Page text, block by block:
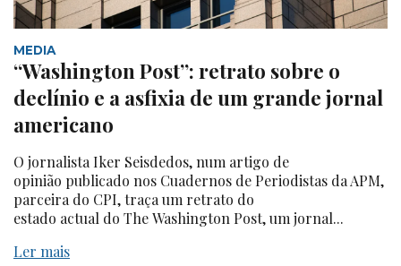
MEDIA
“Washington Post”: retrato sobre o
declínio e a asfixia de um grande jornal
americano
O jornalista Iker Seisdedos, num artigo de
opinião publicado nos Cuadernos de Periodistas da APM,
parceira do CPI, traça um retrato do
estado actual do The Washington Post, um jornal...
Ler mais